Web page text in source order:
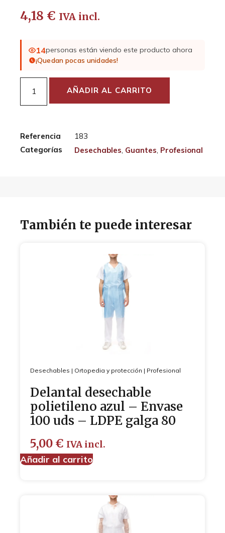
4,18 € IVA incl.
14personas están viendo este producto ahora
¡Quedan pocas unidades!
AÑADIR AL CARRITO
Referencia
183
Categorías
Desechables Guantes Profesional
También te puede interesar
Desechables | Ortopedia y protección | Profesional
Delantal desechable
polietileno azul – Envase
100 uds – LDPE galga 80
5,00 € IVA incl.
Añadir al carrito